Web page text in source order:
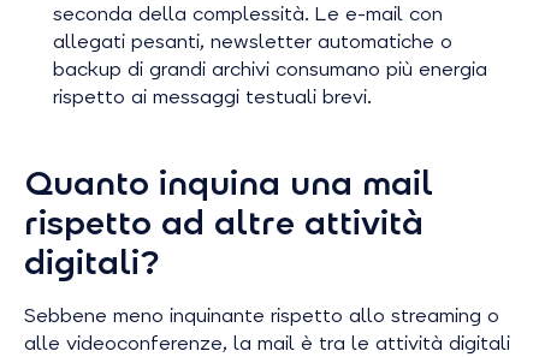
seconda della complessità. Le e-mail con
allegati pesanti, newsletter automatiche o
backup di grandi archivi consumano più energia
rispetto ai messaggi testuali brevi.
Quanto inquina una mail
rispetto ad altre attività
digitali?
Sebbene meno inquinante rispetto allo streaming o
alle videoconferenze, la mail è tra le attività digitali